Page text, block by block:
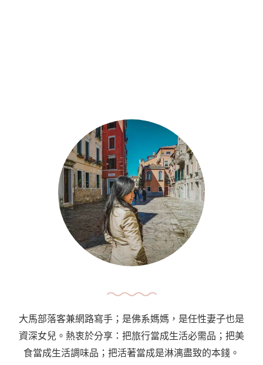
大馬部落客兼網路寫手；是佛系媽媽，是任性妻子也是
資深女兒。熱衷於分享：把旅行當成生活必需品；把美
食當成生活調味品；把活著當成是淋漓盡致的本錢。